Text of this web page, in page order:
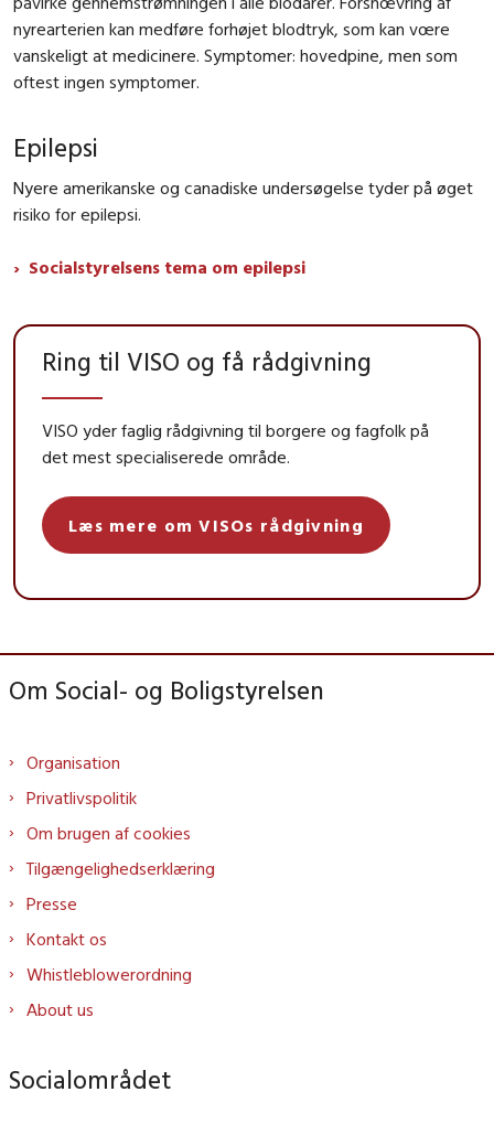
nyrearterien kan medføre forhøjet blodtryk, som kan vœre
vanskeligt at medicinere. Symptomer: hovedpine, men som
oftest ingen symptomer.
Epilepsi
Nyere amerikanske og canadiske undersøgelse tyder på øget
risiko for epilepsi.
Socialstyrelsens tema om epilepsi
Ring til VISO og få rådgivning
VISO yder faglig rådgivning til borgere og fagfolk på
det mest specialiserede område.
Læs mere om VISOs rådgivning
Om Social- og Boligstyrelsen
Organisation
Privatlivspolitik
Om brugen af cookies
Tilgængelighedserklæring
Presse
Kontakt os
Whistleblowerordning
About us
Socialområdet